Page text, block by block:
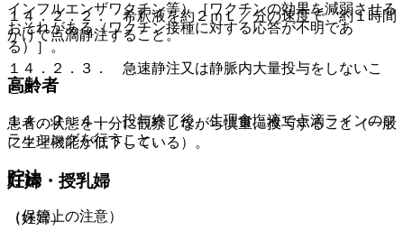
１４．２．２． 希釈液を約２ｍＬ／分の速度で、約１時間
かけて点滴静注すること。
１４．２．３． 急速静注又は静脈内大量投与をしないこ
と。
１４．２．４． 投与終了後、生理食塩液で点滴ラインのフ
ラッシングを行うこと。
貯法
（保管上の注意）
インフルエンザワクチン等）［ワクチンの効果を減弱させる
おそれがある（ワクチン接種に対する応答が不明であ
る）］。
高齢者
患者の状態を十分に観察しながら慎重に投与すること（一般
に生理機能が低下している）。
妊婦・授乳婦
（妊婦）